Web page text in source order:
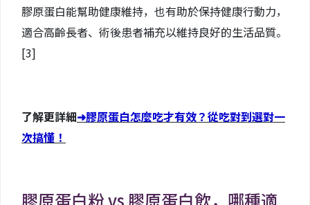
膠原蛋白能幫助健康維持，也有助於保持健康行動力，
適合高齡長者、術後患者補充以維持良好的生活品質。
[3]
了解更詳細➜膠原蛋白怎麼吃才有效？從吃對到選對一
次搞懂！
膠原蛋白粉 vs 膠原蛋白飲，哪種適